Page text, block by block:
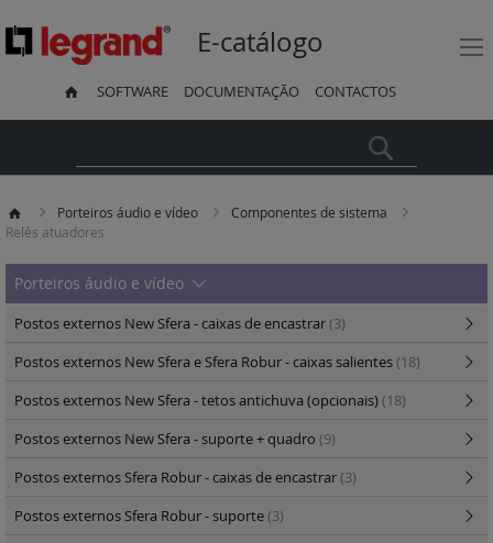
E-catálogo
SOFTWARE DOCUMENTAÇÃO CONTACTOS
Porteiros áudio e vídeo
Componentes de sistema
Relés atuadores
Porteiros áudio e vídeo
Postos externos New Sfera - caixas de encastrar(3)
Postos externos New Sfera e Sfera Robur - caixas salientes(18)
Postos externos New Sfera - tetos antichuva (opcionais)(18)
Postos externos New Sfera - suporte + quadro (9)
Postos externos Sfera Robur - caixas de encastrar(3)
Postos externos Sfera Robur - suporte(3)